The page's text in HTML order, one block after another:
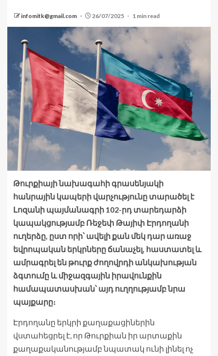
infomitk@gmail.com 26/07/2025 1 min read
Թուրքիայի նախագահի գրասենյակի
հանրային կապերի վարչությունը տարածել է
Լոզանի պայմանագրի 102-րդ տարեդարձի
կապակցությամբ Ռեջեփ Թայիփ Էրդողանի
ուղերձը, ըստ որի՝ ավելի քան մեկ դար առաջ
եվրոպական երկրները ճանաչել, հաստատել և
ամրագրել են թուրք ժողովրդի անկախության
ձգտումը և միջազգային իրավունքին
համապատասխան՝ այդ ուղղությամբ նրա
պայքարը։
Էրդողանը երկրի քաղաքացիներին
վստահեցրել է, որ Թուրքիան իր արտաքին
քաղաքականությամբ նպատակ ունի լինել ոչ